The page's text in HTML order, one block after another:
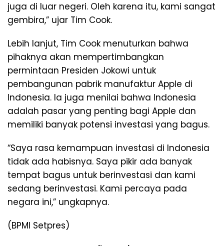
juga di luar negeri. Oleh karena itu, kami sangat
gembira,” ujar Tim Cook.
Lebih lanjut, Tim Cook menuturkan bahwa
pihaknya akan mempertimbangkan
permintaan Presiden Jokowi untuk
pembangunan pabrik manufaktur Apple di
Indonesia. Ia juga menilai bahwa Indonesia
adalah pasar yang penting bagi Apple dan
memiliki banyak potensi investasi yang bagus.
“Saya rasa kemampuan investasi di Indonesia
tidak ada habisnya. Saya pikir ada banyak
tempat bagus untuk berinvestasi dan kami
sedang berinvestasi. Kami percaya pada
negara ini,” ungkapnya.
(BPMI Setpres)